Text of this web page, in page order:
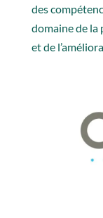
des
domainede la
et de